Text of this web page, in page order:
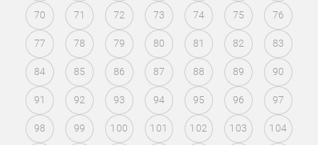
70 71 72 73 74 75 76
77 78 79 80 81 82 83
84 85 86 87 88 89 90
91 92 93 94 95 96 97
98 99 100 101 102 103 104